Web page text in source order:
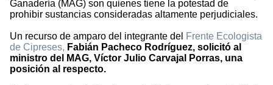
Ganadería (MAG) son quienes tiene la potestad de
prohibir sustancias consideradas altamente perjudiciales.
Un recurso de amparo del integrante del Frente Ecologista
de Cipreses, Fabián Pacheco Rodríguez, solicitó al
ministro del MAG, Víctor Julio Carvajal Porras, una
posición al respecto.